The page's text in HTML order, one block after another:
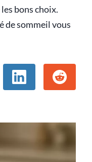
bons choix.
de sommeil vous